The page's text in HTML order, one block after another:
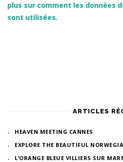
plus sur comment les données
sont utilisées.
ARTICLES
HEAVEN MEETING CANNES
EXPLORE THE BEAUTIFUL
L’ORANGE BLEUE VILLIERS SUR